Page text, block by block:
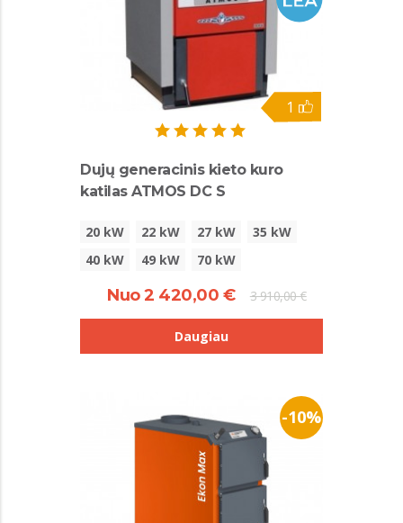
1
Dujų generacinis kieto kuro
katilas ATMOS DC S
20 kW 22 kW 27 kW
35 kW
40 kW
49 kW 70 kW
Nuo 2 420,00 € 3 910,00 €
Daugiau
-10%